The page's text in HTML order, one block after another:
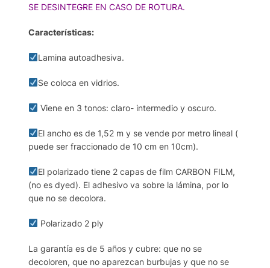
SE DESINTEGRE EN CASO DE ROTURA.
Características:
Lamina autoadhesiva.
Se coloca en vidrios.
Viene en 3 tonos: claro- intermedio y oscuro.
El ancho es de 1,52 m y se vende por metro lineal (
puede ser fraccionado de 10 cm en 10cm).
El polarizado tiene 2 capas de film CARBON FILM,
(no es dyed). El adhesivo va sobre la lámina, por lo
que no se decolora.
Polarizado 2 ply
La garantía es de 5 años y cubre: que no se
decoloren, que no aparezcan burbujas y que no se